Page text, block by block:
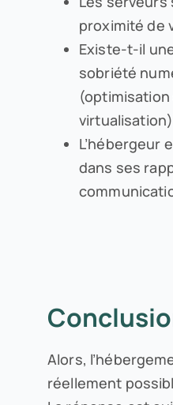
proximité de
Existe-t-il
sobriété
L’hébergeur
dans ses
Alors,
réellement